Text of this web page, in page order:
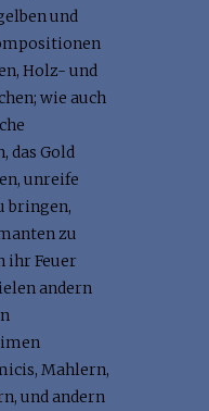
und
Holz- und
wie auch
das Gold
unreife
bringen,
zu
ihr Feuer
andern
Mahlern,
und andern